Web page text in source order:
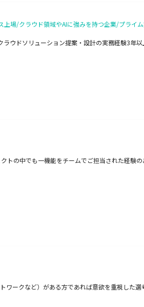
上場/クラウド領域やAIに強みを持つ企業/プラ
ウドソリューション提案・設計の実務経験3年以
の中でも一機能をチームでご担当された経験
ークなど）がある方であれば意欲を重視した選